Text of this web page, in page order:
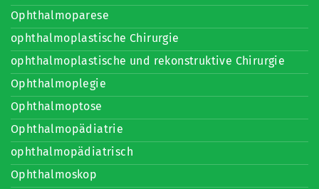
Ophthalmoparese
ophthalmoplastische Chirurgie
ophthalmoplastische und rekonstruktive Chirurgie
Ophthalmoplegie
Ophthalmoptose
Ophthalmopädiatrie
ophthalmopädiatrisch
Ophthalmoskop